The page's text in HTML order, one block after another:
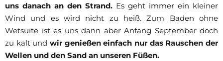
uns danach an den Strand. Es geht immer ein kleiner
Wind und es wird nicht zu heiß. Zum Baden ohne
Wetsuite ist es uns dann aber Anfang September doch
zu kalt und wir genießen einfach nur das Rauschen der
Wellen und den Sand an unseren Füßen.